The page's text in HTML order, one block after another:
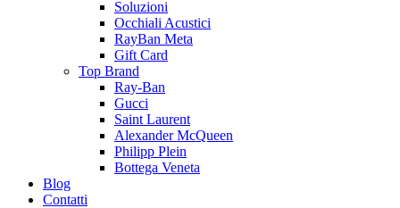
Soluzioni
Occhiali Acustici
RayBan Meta
Gift Card
Top Brand
Ray-Ban
Gucci
Saint Laurent
Alexander McQueen
Philipp Plein
Bottega Veneta
Blog
Contatti